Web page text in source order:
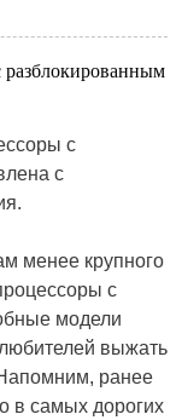
с
с
менее крупного
с
модели
выжать
ранее
в самых дорогих